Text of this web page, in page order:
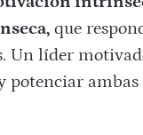
que
Un líder
potenciar